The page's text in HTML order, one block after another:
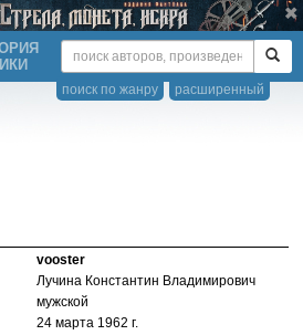
расширенный
поиск по жанру
vooster
Лучина Константин Владимирович
мужской
24 марта 1962 г.